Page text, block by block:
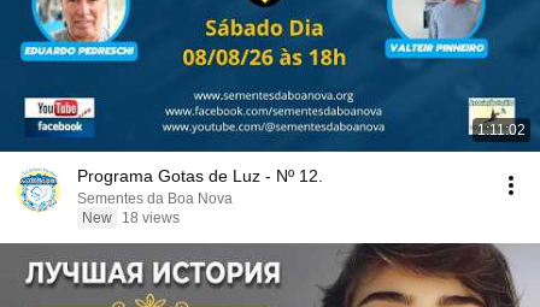
1:11:02
Programa Gotas de Luz - Nº 12.
Sementes da Boa Nova
New
18 views